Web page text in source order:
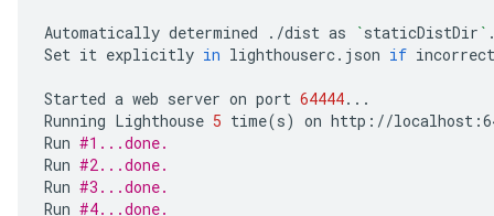
Automatically determined ./dist as `staticDistDir `
Set it explicitly in lighthouserc.json if
Started a web server on port 64444...
Running Lighthouse 5 time(s) on http://
Run #1...done.
Run #2...done.
Run #3...done.
Run #4...done.